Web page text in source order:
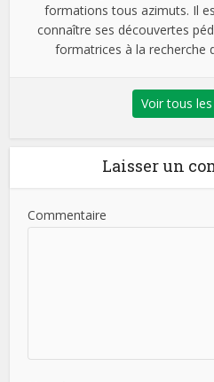
formations tous azimuts. Il
connaître ses découvertes
formatrices à la recherche
Voir tous
Laisser un
Commentaire